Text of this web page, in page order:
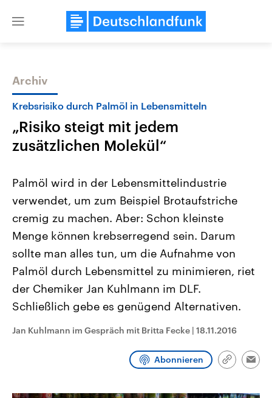
Close
Themen
Landtagswahl Sachsen-Anhalt
2026
Alle Informationen
Sachsen-Anhalt wählt am 6.
September 2026 einen neuen
Landtag. Seit 2021 wird das
Bundesland von einer Koalition aus
Umfragen, Prognosen,
Wahlprogramme, aktuelle Berichte
und Hintergründe zu den Parteien
Wahl.
Aktuelle Beiträge,
Hintergründe
Wirtschaftlich und
gehören die Vereinigten
den mächtigsten Ländern
mit großem Einfluss auf
Sendungen Programm Podcasts
Archiv
Krebsrisiko durch Palmöl in Lebensmitteln
„Risiko steigt mit jedem
zusätzlichen Molekül“
Palmöl wird in der Lebensmittelindustrie
verwendet, um zum Beispiel Brotaufstriche
cremig zu machen. Aber: Schon kleinste
Menge können krebserregend sein. Darum
sollte man alles tun, um die Aufnahme von
Palmöl durch Lebensmittel zu minimieren, riet
der Chemiker Jan Kuhlmann im DLF.
Schließlich gebe es genügend Alternativen.
Jan Kuhlmann im Gespräch mit Britta Fecke | 18.11.2016
Abonnieren
Link